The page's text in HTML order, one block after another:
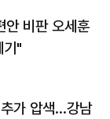
안 비판 오세훈
기"
가 압색…강남